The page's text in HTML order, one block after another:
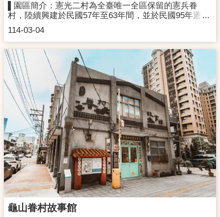
114-03-04
▌園區簡介：憲光二村為全臺唯一全區保留的憲兵眷
村，陸續興建於民國57年至63年間，並於民國95年遷村
同年登錄歷史建築。為使眷村歷史空間得以活化再生，
本局於109年開始進行第一期修復及再利用工程，113年
第一期修復區完工，正式對外開放。園區現除規劃有
《憲時記憶》常設展外，亦設有教育空間，辦理適合親
子參加的教育推廣活動，並不定期舉辦文創市集活動，
讓老眷村活出新的可能，持續傳承珍貴的文化記憶。 ▌
聯絡資訊：開館時間｜09:00-18:00 週一休館聯絡地址｜
333 桃園市龜山區大同路138巷聯絡電話｜(03)319-
7132▌交通資訊：■搭乘公車：1.桃園火車站轉乘桃園客
運 137 公車：上車點為中華路統領百貨門口，約 20 分
鐘一班，於大同路口站下車後，步行約 3-5 分鐘可到達
憲光二村。2.桃園火車站轉乘桃園客運261 公車：從火
車站步行約５分鐘至復興路東山里站，於大同新村站下
車後約步行３分鐘後即可到達憲光二村。■自行開車：
北上：於林口交流道 (41B) 下高速公路，右轉走忠義路
往龜山方向南下：於林口交流道 (41B) 下高速公路，左
轉走忠義路往龜山方向忠義路直走至長壽路右轉，走內
側 (約 10 公尺) 即左轉光峰路看到龜山國中左轉大同路
直走，經過黃昏市場後約 500 公尺，右手邊可見大同路
144號，在往前些許即可到達憲光二村。
龜山眷村故事館